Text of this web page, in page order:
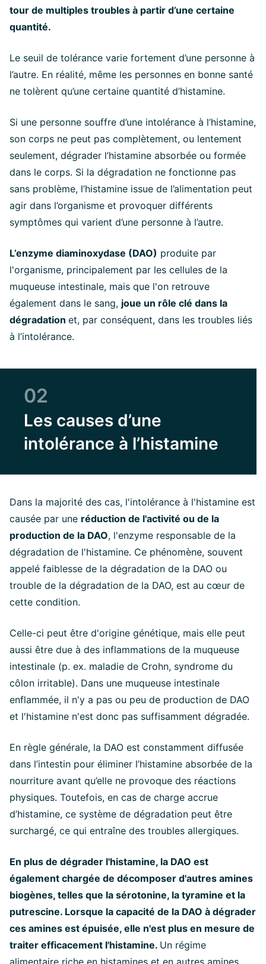
tour de multiples troubles à partir d’une certaine
quantité.
Le seuil de tolérance varie fortement d’une personne à
l’autre. En réalité, même les personnes en bonne santé
ne tolèrent qu’une certaine quantité d’histamine.
Si une personne souffre d’une intolérance à l’histamine,
son corps ne peut pas complètement, ou lentement
seulement, dégrader l’histamine absorbée ou formée
dans le corps. Si la dégradation ne fonctionne pas
sans problème, l’histamine issue de l’alimentation peut
agir dans l’organisme et provoquer différents
symptômes qui varient d’une personne à l’autre.
L’enzyme diaminoxydase (DAO) produite par
l'organisme, principalement par les cellules de la
muqueuse intestinale, mais que l'on retrouve
également dans le sang, joue un rôle clé dans la
dégradation et, par conséquent, dans les troubles liés
à l’intolérance.
02
Les causes d’une
intolérance à l’histamine
Dans la majorité des cas, l'intolérance à l'histamine est
causée par une réduction de l'activité ou de la
production de la DAO, l'enzyme responsable de la
dégradation de l'histamine. Ce phénomène, souvent
appelé faiblesse de la dégradation de la DAO ou
trouble de la dégradation de la DAO, est au cœur de
cette condition.
Celle-ci peut être d'origine génétique, mais elle peut
aussi être due à des inflammations de la muqueuse
intestinale (p. ex. maladie de Crohn, syndrome du
côlon irritable). Dans une muqueuse intestinale
enflammée, il n'y a pas ou peu de production de DAO
et l'histamine n'est donc pas suffisamment dégradée.
En règle générale, la DAO est constamment diffusée
dans l’intestin pour éliminer l’histamine absorbée de la
nourriture avant qu’elle ne provoque des réactions
physiques. Toutefois, en cas de charge accrue
d’histamine, ce système de dégradation peut être
surchargé, ce qui entraîne des troubles allergiques.
En plus de dégrader l'histamine, la DAO est
également chargée de décomposer d'autres amines
biogènes, telles que la sérotonine, la tyramine et la
putrescine. Lorsque la capacité de la DAO à dégrader
ces amines est épuisée, elle n'est plus en mesure de
traiter efficacement l'histamine. Un régime
alimentaire riche en histamines et en autres amines